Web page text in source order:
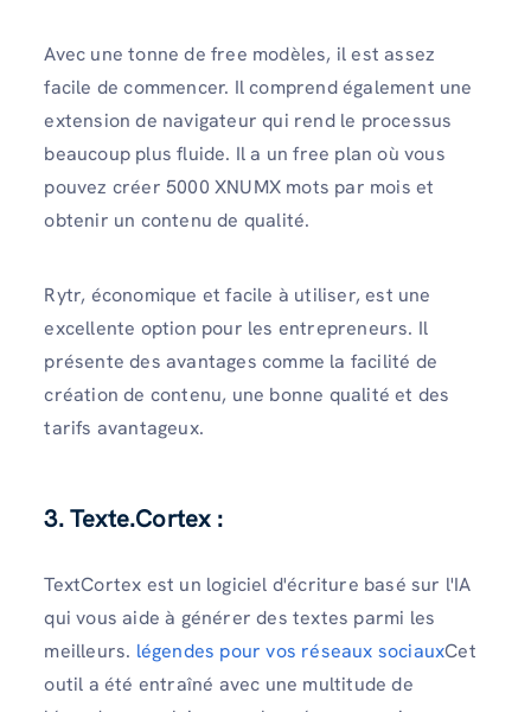
Avec une tonne de free modèles, il est assez
facile de commencer. Il comprend également une
extension de navigateur qui rend le processus
beaucoup plus fluide. Il a un free plan où vous
pouvez créer 5000 XNUMX mots par mois et
obtenir un contenu de qualité.
Rytr, économique et facile à utiliser, est une
excellente option pour les entrepreneurs. Il
présente des avantages comme la facilité de
création de contenu, une bonne qualité et des
tarifs avantageux.
3. Texte.Cortex :
TextCortex est un logiciel d'écriture basé sur l'IA
qui vous aide à générer des textes parmi les
meilleurs. légendes pour vos réseaux sociauxCet
outil a été entraîné avec une multitude de